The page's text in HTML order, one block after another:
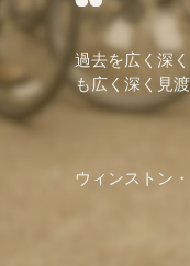
過去を広く深
も広く深く見
ウィンストン